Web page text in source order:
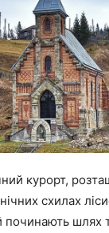
курорт,
схилах
починають шлях